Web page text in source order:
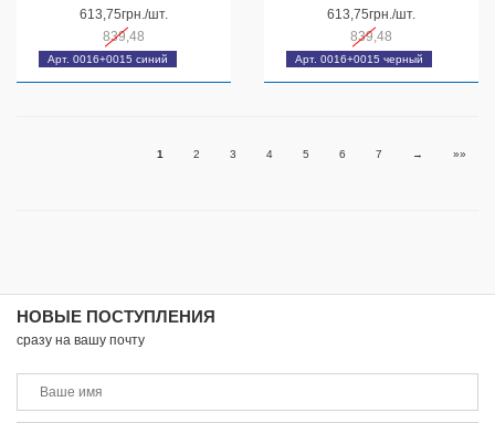
Арт. 0016+0015 синий
613,75грн./шт.
839,48
Арт. 0016+0015 черный
613,75грн./шт.
839,48
1 2 3 4 5 6 7 → »»
НОВЫЕ ПОСТУПЛЕНИЯ
сразу на вашу почту